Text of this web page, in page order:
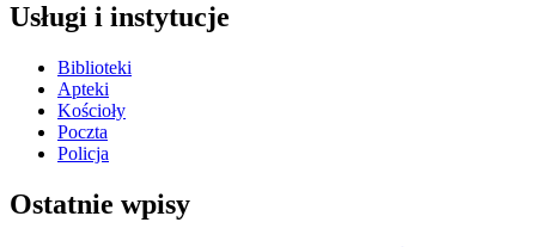
Usługi i instytucje
Biblioteki
Apteki
Kościoły
Poczta
Policja
Ostatnie wpisy